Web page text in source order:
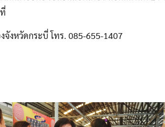
งหวัดกระบี่ โทร. 085-655-1407